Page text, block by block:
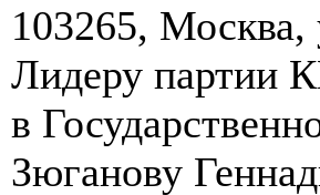
103265,
Лидеру партии
в
Зюганову